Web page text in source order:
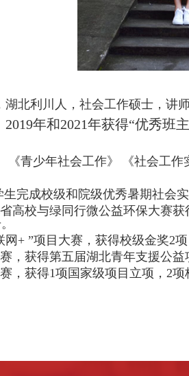
湖北利川人，社会工作硕士，讲
年和2021年获得“优秀班
《青少年社会工作》 《社会工作
生完成校级和院级优秀暑期社会
高校与绿同行微公益环保大赛
+ ”项目大赛，获得校级金奖2
，获得第五届湖北青年支援公
，获得1项国家级项目立项，2项